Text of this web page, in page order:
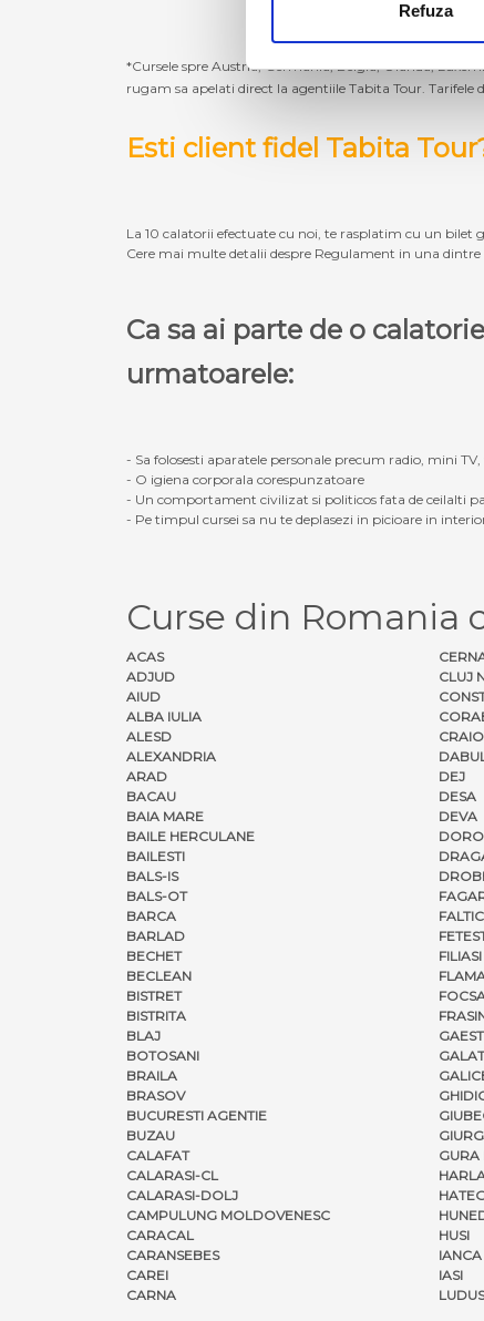
Refuza
*Cursele spre Austria, Germania, Belgia, Olanda,
rugam sa apelati direct la agentiile Tabita Tour.
Esti client fidel Tabita
La 10 calatorii efectuate cu noi, te rasplatim cu un bilet
Cere mai multe detalii despre Regulament in una dintre
Ca sa ai parte de o
urmatoarele:
- Sa folosesti aparatele personale precum radio, mini
- O igiena corporala corespunzatoare
- Un comportament civilizat si politicos fata de ceilalti
- Pe timpul cursei sa nu te deplasezi in picioare in
Curse din Romania
ACAS
ADJUD
AIUD
ALBA IULIA
ALESD
ALEXANDRIA
ARAD
BACAU
BAIA MARE
BAILE HERCULANE
BAILESTI
BALS-IS
BALS-OT
BARCA
BARLAD
BECHET
BECLEAN
BISTRET
BISTRITA
BLAJ
BOTOSANI
BRAILA
BRASOV
BUCURESTI AGENTIE
BUZAU
CALAFAT
CALARASI-CL
CALARASI-DOLJ
CAMPULUNG MOLDOVENESC
CARACAL
CARANSEBES
CAREI
CARNA
CLUJ
DEJ
DESA
DEVA
FILIASI
GURA
HUSI
IANCA
IASI
LUDUS